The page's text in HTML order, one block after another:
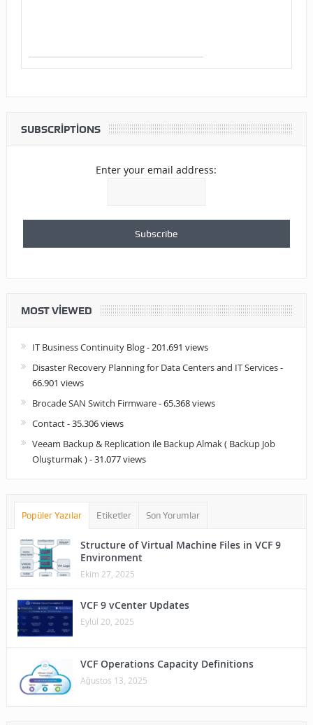
SUBSCRIPTIONS
Enter your email address:
MOST VIEWED
IT Business Continuity Blog- 201.691 views
Disaster Recovery Planning for Data Centers and IT Services-
66.901 views
Brocade SAN Switch Firmware- 65.368 views
Contact- 35.306 views
Veeam Backup & Replication ile Backup Almak ( Backup Job
Oluşturmak )- 31.077 views
Popüler Yazılar Etiketler Son Yorumlar
Structure of Virtual Machine Files in VCF 9
Environment
Ekim 27, 2025
VCF 9 vCenter Updates
Eylül 20, 2025
VCF Operations Capacity Definitions
Ağustos 13, 2025